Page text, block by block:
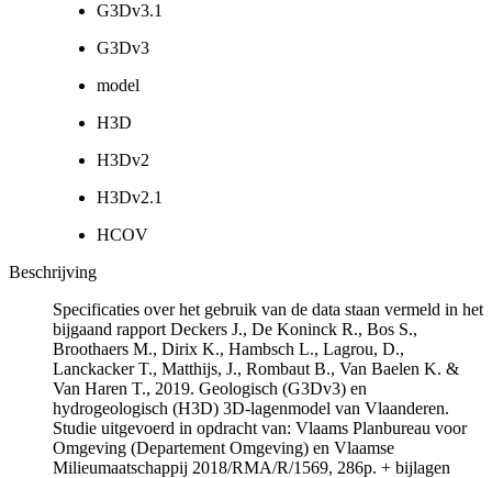
G3Dv3.1
G3Dv3
model
H3D
H3Dv2
H3Dv2.1
HCOV
Beschrijving
Specificaties over het gebruik van de data staan vermeld in het
bijgaand rapport Deckers J., De Koninck R., Bos S.,
Broothaers M., Dirix K., Hambsch L., Lagrou, D.,
Lanckacker T., Matthijs, J., Rombaut B., Van Baelen K. &
Van Haren T., 2019. Geologisch (G3Dv3) en
hydrogeologisch (H3D) 3D-lagenmodel van Vlaanderen.
Studie uitgevoerd in opdracht van: Vlaams Planbureau voor
Omgeving (Departement Omgeving) en Vlaamse
Milieumaatschappij 2018/RMA/R/1569, 286p. + bijlagen